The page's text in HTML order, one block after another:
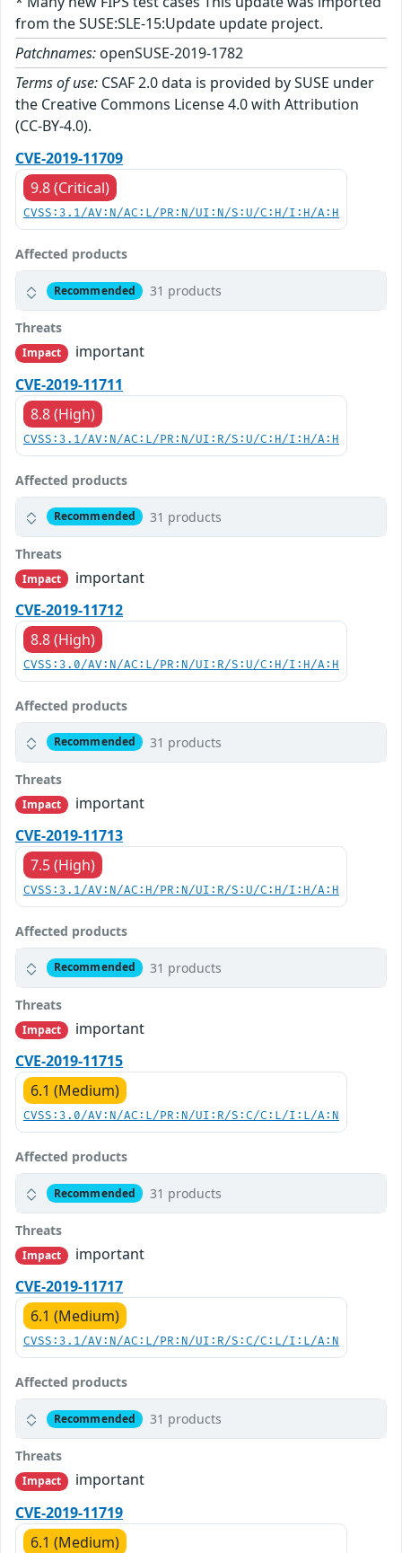
from the SUSE:SLE-15:Update update project.
Patchnames: openSUSE-2019-1782
Terms of use: CSAF 2.0 data is provided by SUSE under
the Creative Commons License 4.0 with Attribution
(CC-BY-4.0).
CVE-2019-11709
9.8 (Critical)
CVSS:3.1/AV:N/AC:L/PR:N/UI:N/S:U/C:H/I:H/A:H
Affected products
Recommended 31 products
Threats
Impact
important
CVE-2019-11711
8.8 (High)
CVSS:3.1/AV:N/AC:L/PR:N/UI:R/S:U/C:H/I:H/A:H
Affected products
Recommended 31 products
Threats
Impact
important
CVE-2019-11712
8.8 (High)
CVSS:3.0/AV:N/AC:L/PR:N/UI:R/S:U/C:H/I:H/A:H
Affected products
Recommended 31 products
Threats
Impact
important
CVE-2019-11713
7.5 (High)
CVSS:3.1/AV:N/AC:H/PR:N/UI:R/S:U/C:H/I:H/A:H
Affected products
Recommended 31 products
Threats
Impact
important
CVE-2019-11715
6.1 (Medium)
CVSS:3.0/AV:N/AC:L/PR:N/UI:R/S:C/C:L/I:L/A:N
Affected products
Recommended 31 products
Threats
Impact
important
CVE-2019-11717
6.1 (Medium)
CVSS:3.1/AV:N/AC:L/PR:N/UI:R/S:C/C:L/I:L/A:N
Affected products
Recommended 31 products
Threats
Impact
important
CVE-2019-11719
6.1 (Medium)